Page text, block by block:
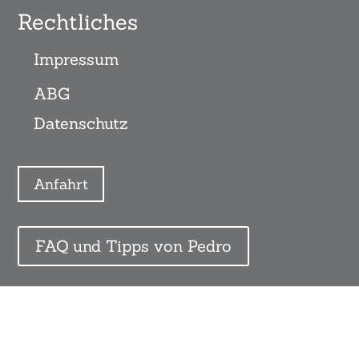
Rechtliches
Impressum
ABG
Datenschutz
Anfahrt
FAQ und Tipps von Pedro